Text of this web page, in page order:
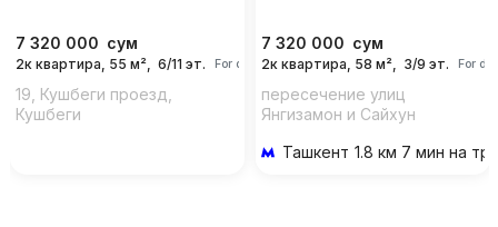
7 320 000 сум
2к квартира, 55 м², 6/11 эт. For days
19, Кушбеги проезд,
Кушбеги
7 320 000 сум
2к квартира, 58 м², 3/9 эт. For
пересечение улиц
Янгизамон и Сайхун
Ташкент 1.8 км 7 мин на